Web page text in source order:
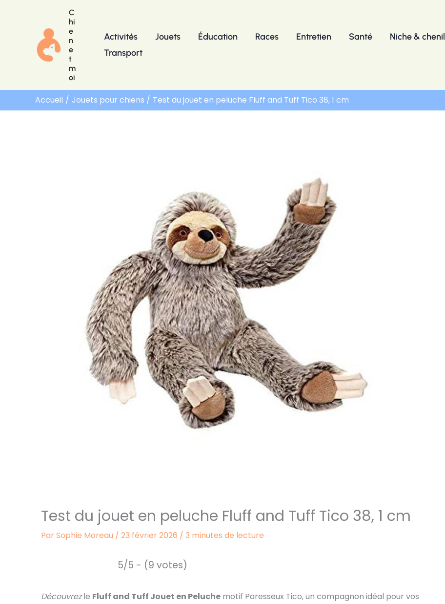
C
hi
e
n
e
t
m
oi
Activités Jouets Éducation Races Entretien Santé Niche & chenil
Transport
Accueil Jouets pour chiens Test du jouet en peluche Fluff and Tuff Tico 38, 1 cm
Test du jouet en peluche Fluff and Tuff Tico 38, 1 cm
ParSophie Moreau / 23 février 2026 / 3 minutes de lecture
5/5 - (9 votes)
Découvrezle Fluff and Tuff Jouet en Peluche motif Paresseux Tico, un compagnon idéal pour vos